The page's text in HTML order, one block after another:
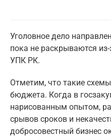
Уголовное дело
пока не раскрываются
УПК РК.
Отметим, что такие
бюджета. Когда в
нарисованным опытом,
срывов сроков и
добросовестный бизнес